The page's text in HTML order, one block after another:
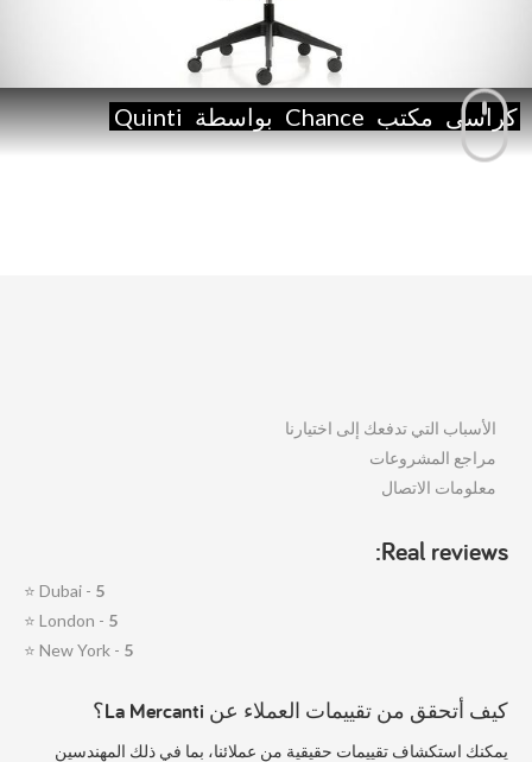
كراسى مكتب Chance بواسطة Quinti
الأسباب التي تدفعك إلى اختيارنا
مراجع المشروعات
معلومات الاتصال
Real reviews:
Dubai - 5
⭐
London - 5
⭐
New York - 5
⭐
كيف أتحقق من تقييمات العملاء عن La Mercanti؟
يمكنك استكشاف تقييمات حقيقية من عملائنا، بما في ذلك المهندسين